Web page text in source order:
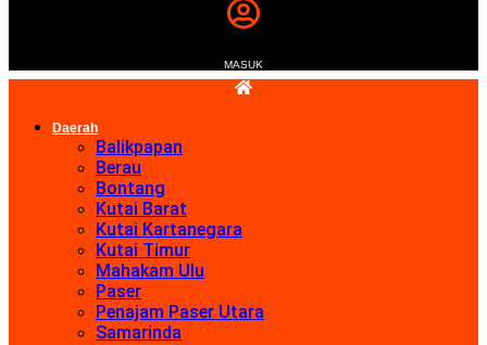
MASUK
Daerah
Balikpapan
Berau
Bontang
Kutai Barat
Kutai Kartanegara
Kutai Timur
Mahakam Ulu
Paser
Penajam Paser Utara
Samarinda